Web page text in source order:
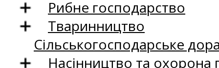
Рибне господарство
Тваринництво
Сільськогосподарське
Насінництво та